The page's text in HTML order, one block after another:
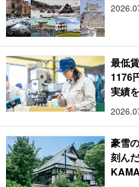
最低
1176
実績
豪雪
刻ん